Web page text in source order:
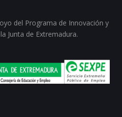
del Programa de Innovación y
Junta de Extremadura.